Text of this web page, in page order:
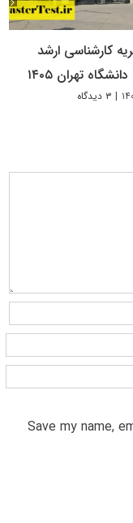
کارشناسی ارشد
تهران ۱۴۰۵
| ۳ دیدگاه
Save my name,